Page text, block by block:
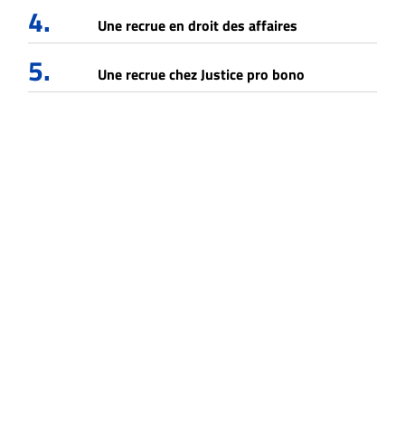
4. Une recrue en droit des affaires
5. Une recrue chez Justice pro bono